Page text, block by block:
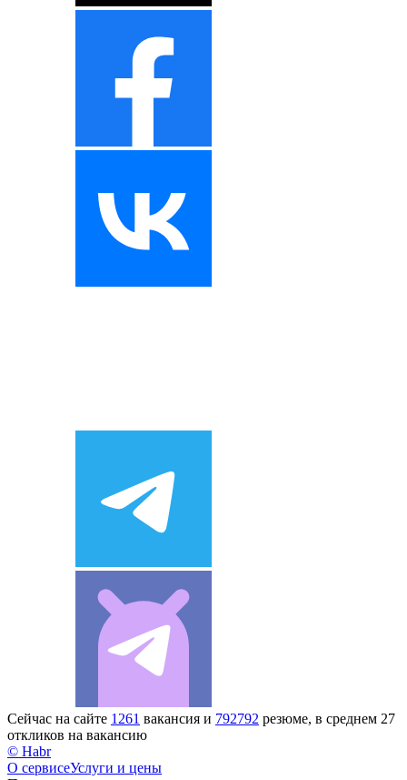
Сейчас на сайте 1261 вакансия и 792792 резюме, в среднем 27
откликов на вакансию
© Habr
О сервисеУслуги и цены